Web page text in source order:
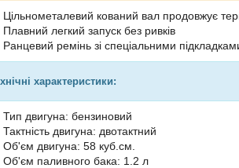
Цільнометалевий кований вал продовжує
Плавний легкий запуск без ривків
Ранцевий ремінь зі спеціальними
характеристики:
Тип двигуна: бензиновий
Тактність двигуна: двотактний
Об'єм двигуна: 58 куб.см.
Об'єм паливного бака: 1.2 л